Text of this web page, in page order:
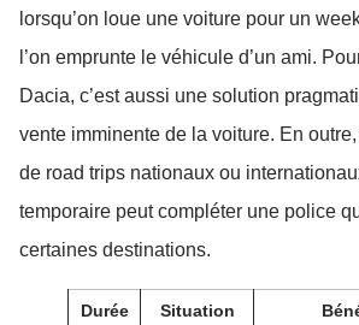
lorsqu’on loue une voiture pour un
l’on emprunte le véhicule d’un ami.
Dacia, c’est aussi une solution
vente imminente de la voiture. En
de road trips nationaux ou
temporaire peut compléter une police
certaines destinations.
Durée
Situation